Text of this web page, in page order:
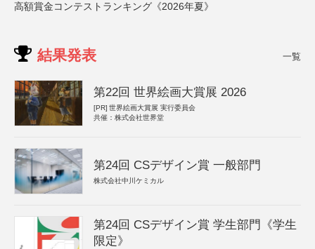
高額賞金コンテストランキング《2026年夏》
結果発表 一覧
第22回 世界絵画大賞展 2026
[PR] 世界絵画大賞展 実行委員会
共催：株式会社世界堂
第24回 CSデザイン賞 一般部門
株式会社中川ケミカル
第24回 CSデザイン賞 学生部門《学生
限定》